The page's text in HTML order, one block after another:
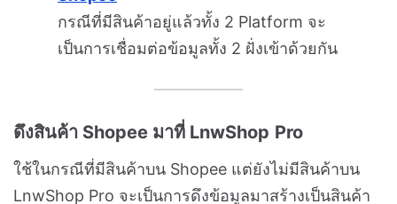
กรณีที่มีสินค้าอยู่แล้วทั้ง 2 Platform จะ
เป็นการเชื่อมต่อข้อมูลทั้ง 2 ฝั่งเข้าด้วยกัน
ดึงสินค้า Shopee มาที่ LnwShop Pro
ใช้ในกรณีที่มีสินค้าบน Shopee แต่ยังไม่มีสินค้าบน
LnwShop Pro จะเป็นการดึงข้อมูลมาสร้างเป็นสินค้า